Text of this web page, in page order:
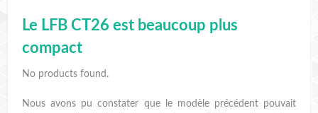
Le LFB CT26 est beaucoup plus
compact
No products found.
Nous avons pu constater que le modèle précédent pouvait